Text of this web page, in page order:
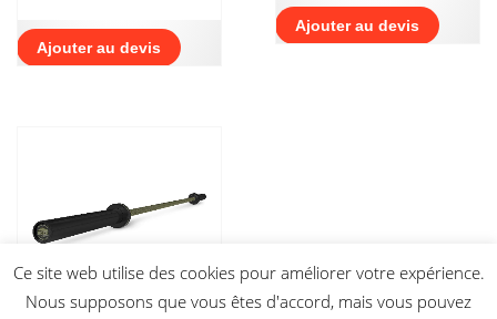
Ajouter au devis
Ajouter au devis
Ce site web utilise des cookies pour améliorer votre expérience.
Nous supposons que vous êtes d'accord, mais vous pouvez